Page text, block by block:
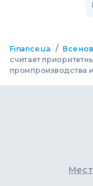
Finance.ua / Все
считает
промпроизводства